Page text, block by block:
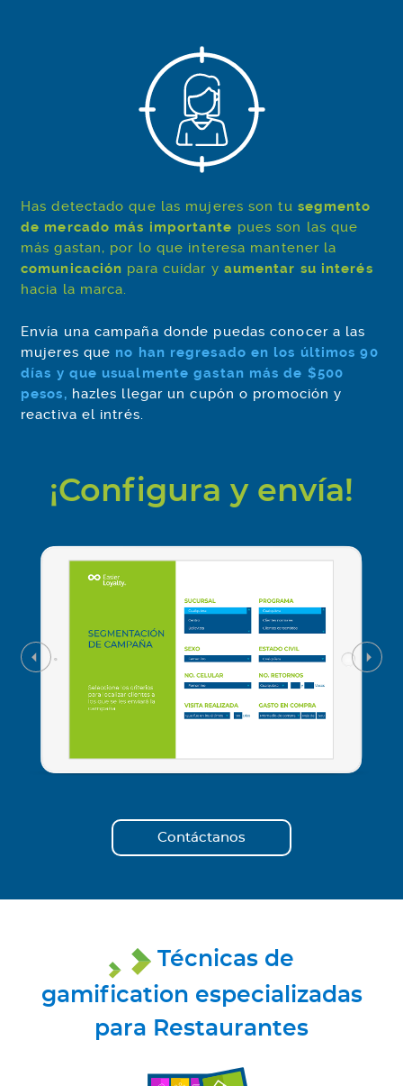
Has detectado que las mujeres son tu segmento
de mercado más importante pues son las que
más gastan, por lo que interesa mantener la
comunicación para cuidar y aumentar su interés
hacia la marca.
Envía una campaña donde puedas conocer a las
mujeres que no han regresado en los últimos 90
días y que usualmente gastan más de $500
pesos, hazles llegar un cupón o promoción y
reactiva el intrés.
¡Configura y envía!
Contáctanos
Técnicas de
gamification especializadas
para Restaurantes